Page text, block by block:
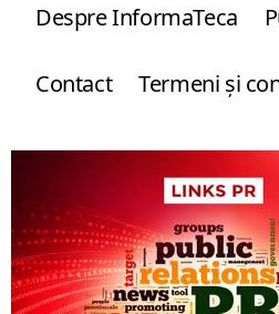
Despre InformaTeca
Contact Termeni şi